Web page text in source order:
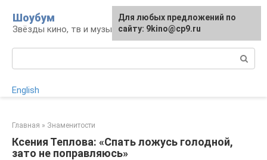
контенту
Шоубум
Звёзды кино, тв и музыки
English
Главная » Знаменитости
Ксения Теплова: «Спать ложусь голодной,
зато не поправляюсь»
Для любых предложений по
сайту: 9kino@cp9.ru